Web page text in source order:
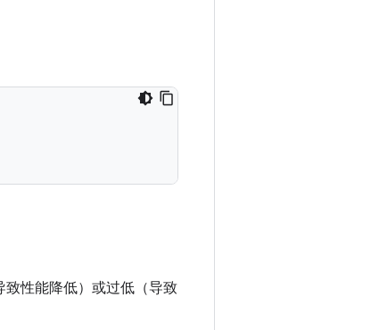
性能降低）或过低（导致